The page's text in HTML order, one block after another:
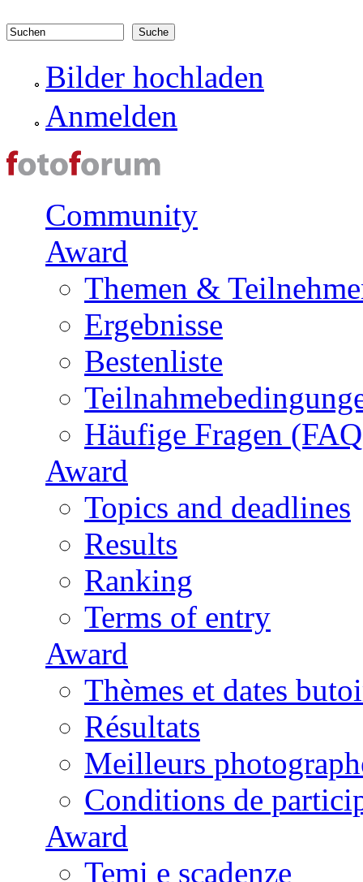
Suchformular
Bilder hochladen
Anmelden
Community
Award
Themen &
Ergebnisse
Bestenliste
Häufige Fragen
Award
Topics and deadlines
Results
Ranking
Terms of entry
Award
Thèmes et dates
Résultats
Meilleurs
Conditions de
Award
Temi e scadenze